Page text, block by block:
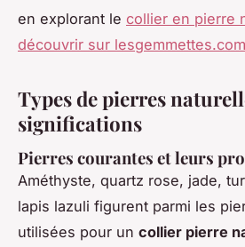
en explorant le collier en pierre
découvrir sur lesgemmettes.com
Types de pierres
significations
Pierres courantes et leurs
Améthyste, quartz rose, jade,
lapis lazuli figurent parmi les
utilisées pour un collier pierre